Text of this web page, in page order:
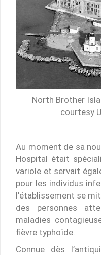
North Brother
courtesy
Au moment de sa
Hospital était
variole et servait
pour les individus
l’établissement se
des personnes
maladies
fièvre typhoïde.
Connue dès